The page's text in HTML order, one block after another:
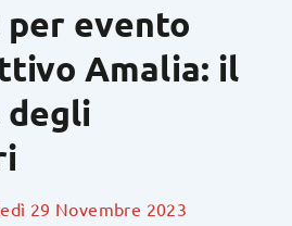
per evento
Amalia: il
29 Novembre 2023